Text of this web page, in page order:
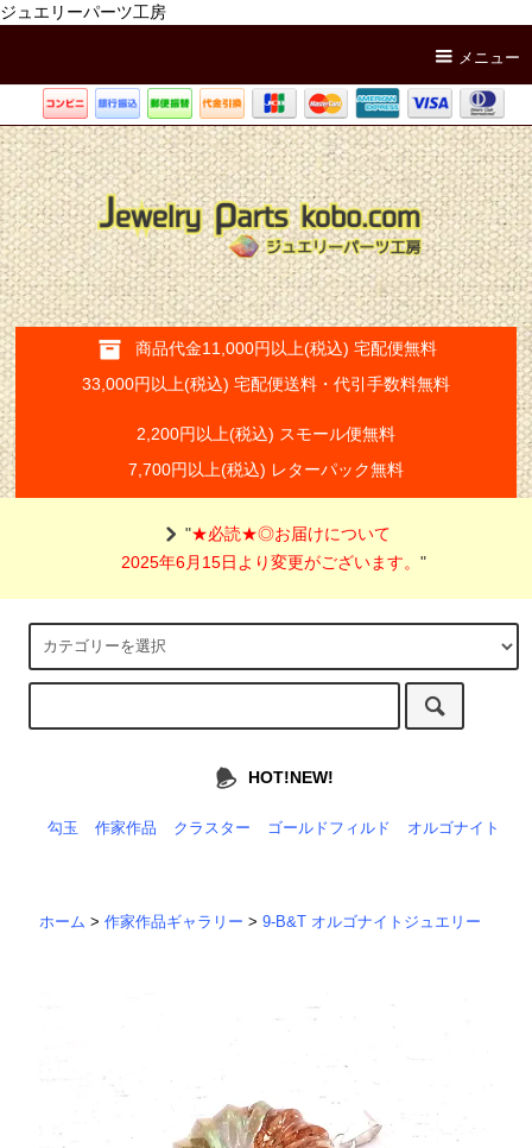
ジュエリーパーツ工房
メニュー
商品代金11,000円以上(税込) 宅配便無料
33,000円以上(税込) 宅配便送料・代引手数料無料
2,200円以上(税込) スモール便無料
7,700円以上(税込) レターパック無料
"★必読★◎お届けについて
2025年6月15日より変更がございます。"
HOT!NEW!
勾玉 作家作品 クラスター ゴールドフィルド オルゴナイト
ホーム >作家作品ギャラリー >9-B&T オルゴナイトジュエリー